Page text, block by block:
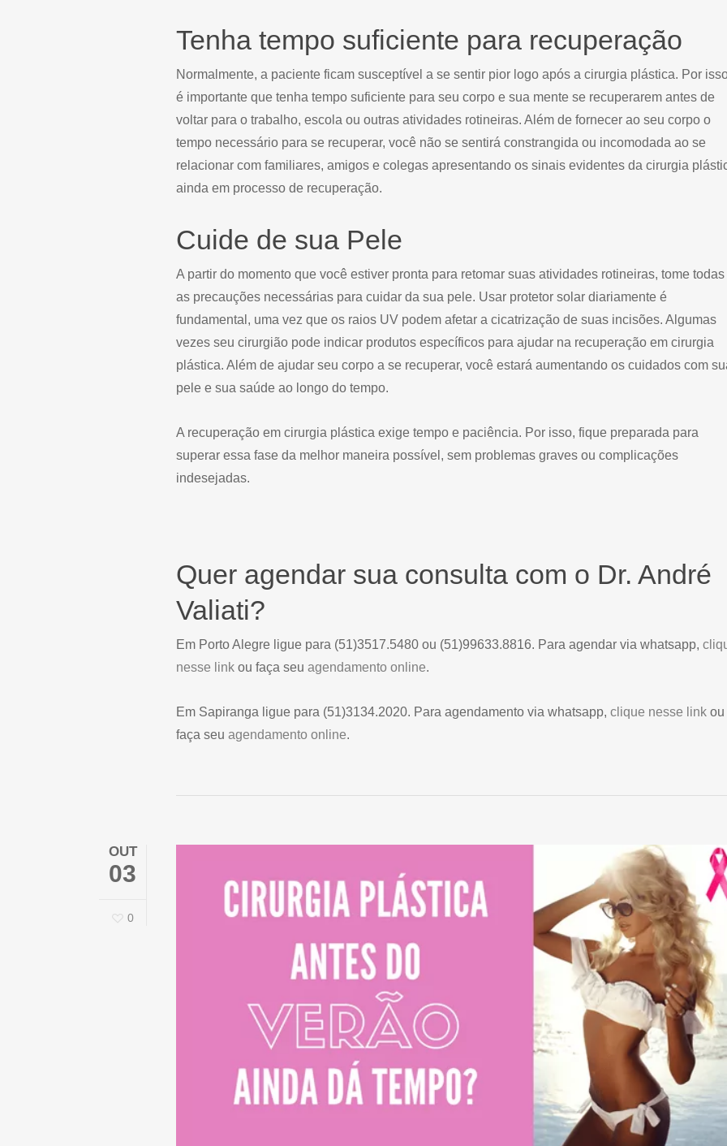
Tenha tempo suficiente para recuperação
Normalmente, a paciente ficam susceptível a se sentir pior logo após a cirurgia plástica. Por
é importante que tenha tempo suficiente para seu corpo e sua mente se recuperarem antes de
voltar para o trabalho, escola ou outras atividades rotineiras. Além de fornecer ao seu corpo o
tempo necessário para se recuperar, você não se sentirá constrangida ou incomodada ao se
relacionar com familiares, amigos e colegas apresentando os sinais evidentes da cirurgia
ainda em processo de recuperação.
Cuide de sua Pele
A partir do momento que você estiver pronta para retomar suas atividades rotineiras, tome todas
as precauções necessárias para cuidar da sua pele. Usar protetor solar diariamente é
fundamental, uma vez que os raios UV podem afetar a cicatrização de suas incisões. Algumas
vezes seu cirurgião pode indicar produtos específicos para ajudar na recuperação em cirurgia
plástica. Além de ajudar seu corpo a se recuperar, você estará aumentando os cuidados com
pele e sua saúde ao longo do tempo.
A recuperação em cirurgia plástica exige tempo e paciência. Por isso, fique preparada para
superar essa fase da melhor maneira possível, sem problemas graves ou complicações
indesejadas.
Quer agendar sua consulta com o Dr. André
Valiati?
Em Porto Alegre ligue para (51)3517.5480 ou (51)99633.8816. Para agendar via whatsapp,
nesse link ou faça seu agendamento online.
Em Sapiranga ligue para (51)3134.2020. Para agendamento via whatsapp, clique nesse link ou
faça seu agendamento online.
OUT
03
0